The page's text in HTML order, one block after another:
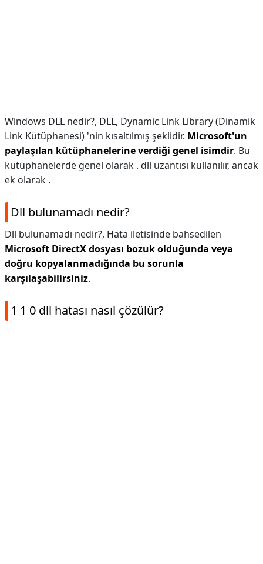
Windows DLL nedir?, DLL, Dynamic Link Library (Dinamik
Link Kütüphanesi) 'nin kısaltılmış şeklidir. Microsoft'un
paylaşılan kütüphanelerine verdiği genel isimdir. Bu
kütüphanelerde genel olarak . dll uzantısı kullanılır, ancak
ek olarak .
Dll bulunamadı nedir?
Dll bulunamadı nedir?, Hata iletisinde bahsedilen
Microsoft DirectX dosyası bozuk olduğunda veya
doğru kopyalanmadığında bu sorunla
karşılaşabilirsiniz.
1 1 0 dll hatası nasıl çözülür?